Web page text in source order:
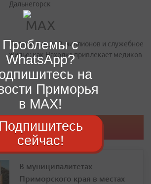
Дальнегорск
Подъемные до 2 миллионов и служебное
жилье: как Находка привлекает медиков
В муниципалитетах
Приморского края в местах
Проблемы с
WhatsApp?
на
Приморья
в MAX!
Подпишитесь
сейчас!